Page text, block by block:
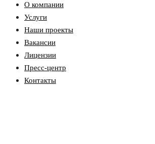
О компании
Услуги
Наши проекты
Вакансии
Лицензии
Пресс-центр
Контакты